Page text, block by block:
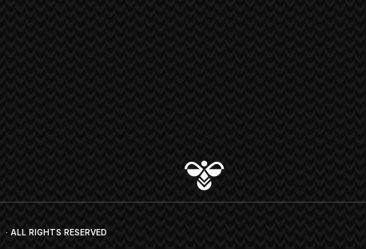
· ALL RIGHTS RESERVED